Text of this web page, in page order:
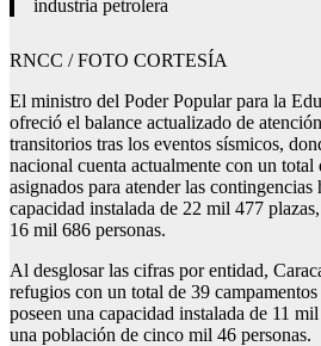
industria petrolera
RNCC / FOTO CORTESÍA
El ministro del Poder Popular para la
ofreció el balance actualizado de
transitorios tras los eventos sísmicos,
nacional cuenta actualmente con un total
asignados para atender las
capacidad instalada de 22 mil 477
16 mil 686 personas.
Al desglosar las cifras por entidad,
refugios con un total de 39
poseen una capacidad instalada de 11
una población de cinco mil 46 personas.